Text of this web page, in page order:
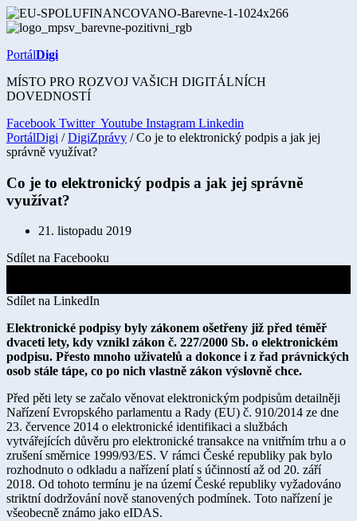
Přejít
k
PortálDigi
MÍSTO PRO ROZVOJ VAŠICH DIGITÁLNÍCH
DOVEDNOSTÍ
Facebook Twitter Youtube Instagram Linkedin
PortálDigi /DigiZprávy / Co je to elektronický podpis a jak jej
správně využívat?
Co je to elektronický podpis a jak jej správně
využívat?
21. listopadu 2019
Sdílet na Facebooku
Sdílet na LinkedIn
Elektronické podpisy byly zákonem ošetřeny již před téměř
dvaceti lety, kdy vznikl zákon č. 227/2000 Sb. o elektronickém
podpisu. Přesto mnoho uživatelů a dokonce i z řad právnických
osob stále tápe, co po nich vlastně zákon výslovně chce.
​​Před pěti lety se začalo věnovat elektronickým podpisům detailněji
Nařízení Evropského parlamentu a Rady (EU) č. 910/2014 ze dne
23. července 2014 o elektronické identifikaci a službách
vytvářejících důvěru pro elektronické transakce na vnitřním trhu a o
zrušení směrnice 1999/93/ES. V rámci České republiky pak bylo
rozhodnuto o odkladu a nařízení platí s účinností až od 20. září
2018. Od tohoto termínu je na území České republiky vyžadováno
striktní dodržování nově stanovených podmínek. Toto nařízení je
všeobecně známo jako eIDAS.